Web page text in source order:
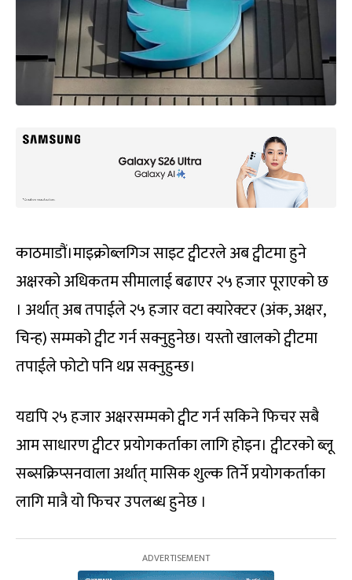
काठमाडौं।माइक्रोब्लगिञ साइट ट्वीटरले अब ट्वीटमा हुने
अक्षरको अधिकतम सीमालाई बढाएर २५ हजार पूराएको छ
। अर्थात् अब तपाईले २५ हजार वटा क्यारेक्टर (अंक, अक्षर,
चिन्ह) सम्मको ट्वीट गर्न सक्नुहुनेछ। यस्तो खालको ट्वीटमा
तपाईले फोटो पनि थप्न सक्नुहुन्छ।
यद्यपि २५ हजार अक्षरसम्मको ट्वीट गर्न सकिने फिचर सबै
आम साधारण ट्वीटर प्रयोगकर्ताका लागि होइन। ट्वीटरको ब्लू
सब्सक्रिप्सनवाला अर्थात् मासिक शुल्क तिर्ने प्रयोगकर्ताका
लागि मात्रै यो फिचर उपलब्ध हुनेछ ।